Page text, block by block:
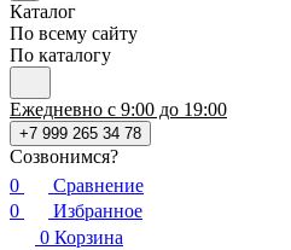
Каталог
По всему сайту
По каталогу
Ежедневно с 9:00 до 19:00
+7 999 265 34 78
Созвонимся?
0
Сравнение
0
Избранное
0 Корзина